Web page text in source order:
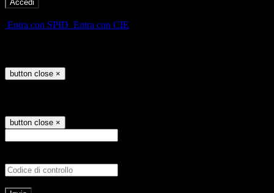
Entra con SPID Entra con CIE
button close ×
button close ×